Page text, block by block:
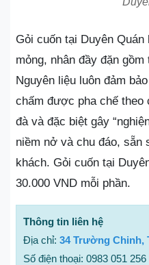
Gỏi cuốn tại Duyên
mỏng, nhân đầy đặn
Nguyên liệu luôn đảm
chấm được pha chế theo
đà và đặc biệt gây
niềm nở và chu đáo, sẵn
khách. Gỏi cuốn tại
30.000 VND mỗi phần.
Thông tin liên hệ
Địa chỉ: 34 Trường Chinh,
Số điện thoại: 0983 051 256